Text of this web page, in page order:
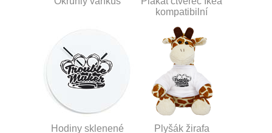
kompatibilní
Hodiny sklenené Plyšák žirafa